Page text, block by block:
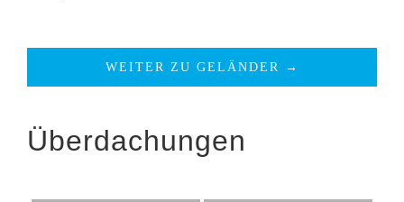
WEITER ZU GELÄNDER →
Überdachungen